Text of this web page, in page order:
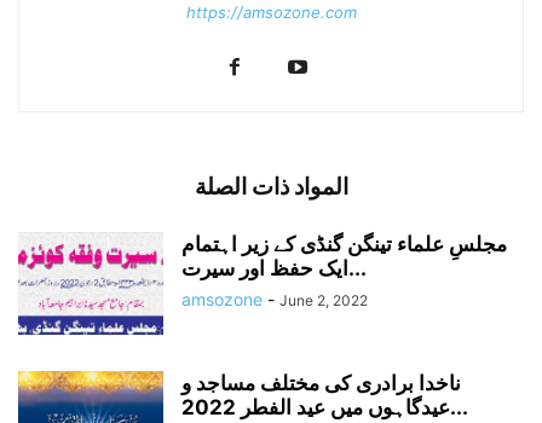
https://amsozone.com
المواد ذات الصلة
مجلسِ علماء تینگن گنڈی کے زیر اہتمام
ایک حفظ اور سیرت...
amsozone - June 2, 2022
ناخدا برادری کی مختلف مساجد و
عیدگاہوں میں عید الفطر 2022...